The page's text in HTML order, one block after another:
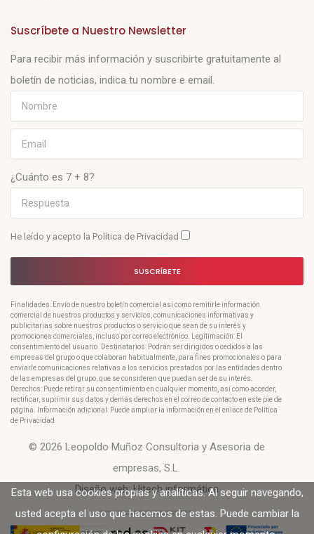
Suscríbete a Nuestro Newsletter
Para recibir más información y suscribirte gratuitamente al
boletín de noticias, indica tu nombre e email.
¿Cuánto es 7 + 8?
He leído y acepto la Política de Privacidad
SUSCRÍBETE
Finalidades: Envío de nuestro boletín comercial así como remitirle información
comercial de nuestros productos y servicios, comunicaciones informativas y
publicitarias sobre nuestros productos o servicio que sean de su interés y
promociones comerciales, incluso por correo electrónico. Legitimación: El
consentimiento del usuario. Destinatarios: Podrán ser dirigidos o cedidos a las
empresas del grupo o que colaboran habitualmente, para fines promocionales o para
enviarle comunicaciones relativas a los servicios prestados por las entidades dentro
de las empresas del grupo, que se consideren que puedan ser de su interés.
Derechos: Puede retirar su consentimiento en cualquier momento, así como acceder,
rectificar, suprimir sus datos y demás derechos en el correo de contacto en este pie de
página. Información adicional: Puede ampliar la información en el enlace de Política
de Privacidad
© 2026 Leopoldo Muñoz Consultoria y Asesoria de
empresas, S.L.
Diseño web:Hitech informática
Esta web usa cookies propias y analíticas. Al seguir navegando,
usted acepta el uso que hacemos de estas. Puede cambiar la